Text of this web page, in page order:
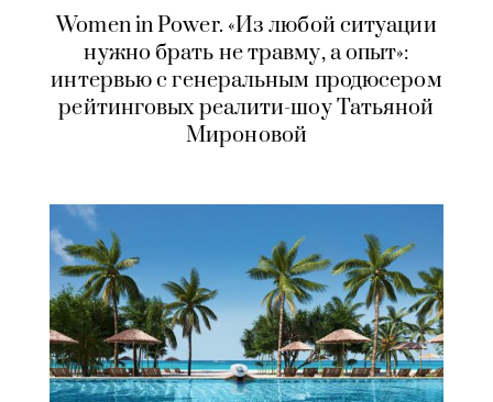
Women in Power. «Из любой ситуации
нужно брать не травму, а опыт»:
интервью с генеральным продюсером
рейтинговых реалити-шоу Татьяной
Мироновой